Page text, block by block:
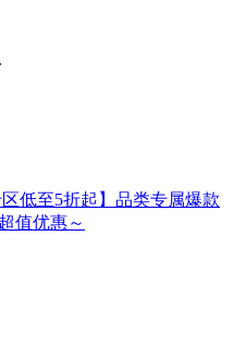
区低至5折起】品类专属爆款
值优惠～